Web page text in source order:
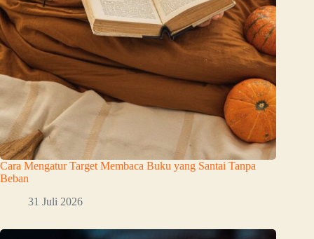
Cara Mengatur Target Membaca Buku yang Santai Tanpa
Beban
31 Juli 2026